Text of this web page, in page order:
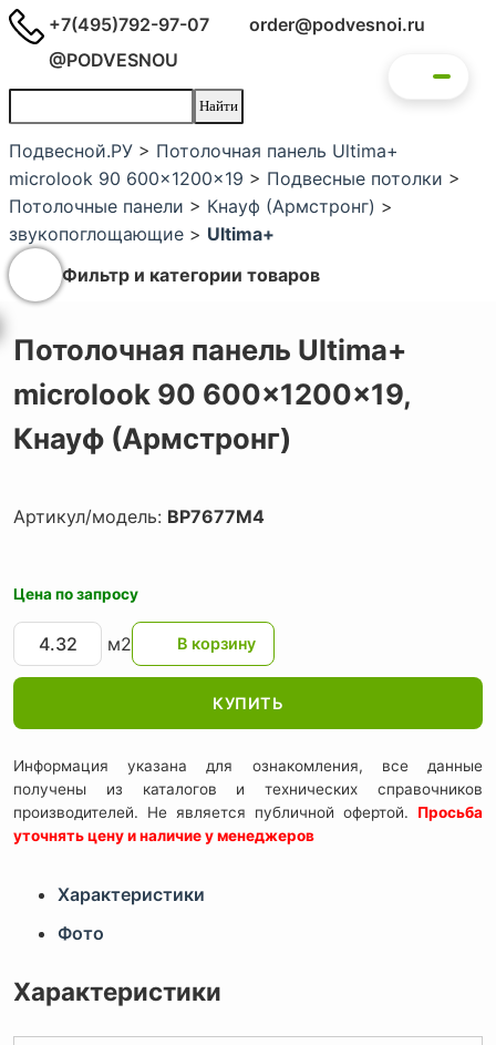
+7(495)792-97-07
order@podvesnoi.ru
@PODVESNOU
Подвесной.РУ > Потолочная панель Ultima+
microlook 90 600x1200x19 > Подвесные потолки >
Потолочные панели > Кнауф (Армстронг) >
звукопоглощающие > Ultima+
Фильтр и категории товаров
Потолочная панель Ultima+
microlook 90 600x1200x19,
Кнауф (Армстронг)
Артикул/модель: BP7677M4
Цена по запросу
м2
КУПИТЬ
Информация указана для ознакомления, все данные
получены из каталогов и технических справочников
производителей. Не является публичной офертой. Просьба
уточнять цену и наличие у менеджеров
Характеристики
Фото
Характеристики